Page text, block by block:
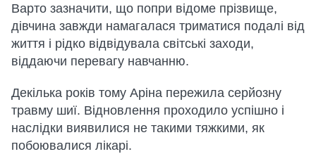
Варто зазначити, що попри відоме прізвище,
дівчина завжди намагалася триматися подалі від
життя і рідко відвідувала світські заходи,
віддаючи перевагу навчанню.
Декілька років тому Аріна пережила серйозну
травму шиї. Відновлення проходило успішно і
наслідки виявилися не такими тяжкими, як
побоювалися лікарі.